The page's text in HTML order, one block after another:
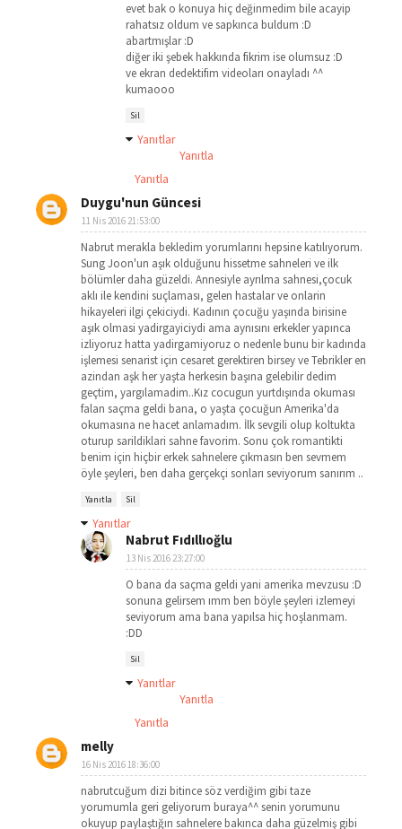
evet bak o konuya hiç değinmedim bile acayip
rahatsız oldum ve sapkınca buldum :D
abartmışlar :D
diğer iki şebek hakkında fikrim ise olumsuz :D
ve ekran dedektifim videoları onayladı ^^
kumaooo
Sil
Yanıtlar
Yanıtla
Yanıtla
Duygu'nun Güncesi
11 Nis 2016 21:53:00
Nabrut merakla bekledim yorumlarını hepsine katılıyorum.
Sung Joon'un aşık olduğunu hissetme sahneleri ve ilk
bölümler daha güzeldi. Annesiyle ayrılma sahnesi,çocuk
aklı ile kendini suçlaması, gelen hastalar ve onlarin
hikayeleri ilgi çekiciydi. Kadının çocuğu yaşında birisine
aşık olmasi yadirgayiciydi ama aynısını erkekler yapınca
izliyoruz hatta yadirgamiyoruz o nedenle bunu bir kadında
işlemesi senarist için cesaret gerektiren birsey ve Tebrikler en
azindan aşk her yaşta herkesin başına gelebilir dedim
geçtim, yargılamadim..Kız cocugun yurtdışında okuması
falan saçma geldi bana, o yaşta çocuğun Amerika'da
okumasına ne hacet anlamadım. İlk sevgili olup koltukta
oturup sarildiklari sahne favorim. Sonu çok romantikti
benim için hiçbir erkek sahnelere çıkmasın ben sevmem
öyle şeyleri, ben daha gerçekçi sonları seviyorum sanırım ..
Yanıtla Sil
Yanıtlar
Nabrut Fıdıllıoğlu
13 Nis 2016 23:27:00
O bana da saçma geldi yani amerika mevzusu :D
sonuna gelirsem ımm ben böyle şeyleri izlemeyi
seviyorum ama bana yapılsa hiç hoşlanmam.
:DD
Sil
Yanıtlar
Yanıtla
Yanıtla
melly
16 Nis 2016 18:36:00
nabrutcuğum dizi bitince söz verdiğim gibi taze
yorumumla geri geliyorum buraya^^ senin yorumunu
okuyup paylaştığın sahnelere bakınca daha güzelmiş gibi